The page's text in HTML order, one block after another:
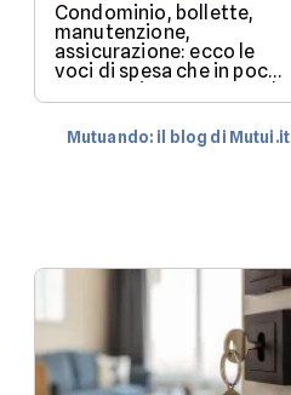
Condominio, bollette,
manutenzione,
assicurazione: ecco le
voci di spesa che in pochi
mettono in conto quando
comprano casa.
Mutuando: il blog di Mutui.it